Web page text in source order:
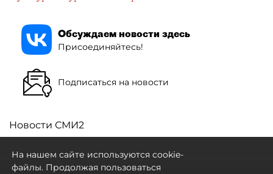
Обсуждаем новости здесь
Присоединяйтесь!
Подписаться на новости
Новости СМИ2
На нашем сайте используются cookie-
файлы. Продолжая пользоваться